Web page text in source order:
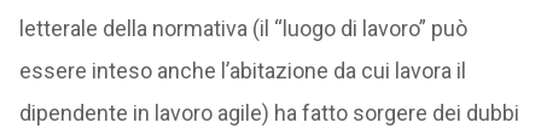
letterale della normativa (il “luogo di lavoro” può
essere inteso anche l’abitazione da cui lavora il
dipendente in lavoro agile) ha fatto sorgere dei dubbi